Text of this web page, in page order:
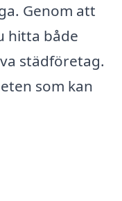
Genom att
hitta både
städföretag.
som kan